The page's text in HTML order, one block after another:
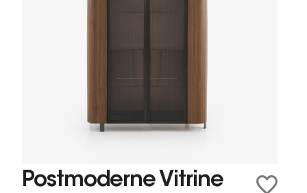
Postmoderne Vitrine